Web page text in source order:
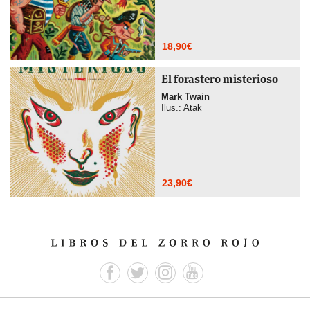
18,90€
El forastero misterioso
Mark Twain
Ilus.: Atak
23,90€